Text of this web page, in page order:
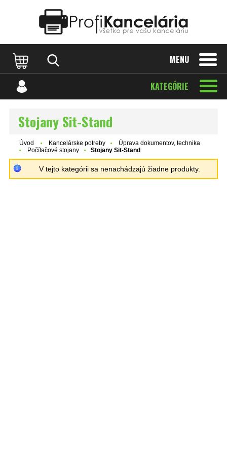
MENU
KATEGÓRIE
Stojany Sit-Stand
Úvod Kancelárske potreby
Úprava dokumentov, technika
Počítačové stojany
Stojany Sit-Stand
V tejto kategórii sa nenachádzajú žiadne produkty.
Katalóg internetových stránok Designed by Rawpixel.com